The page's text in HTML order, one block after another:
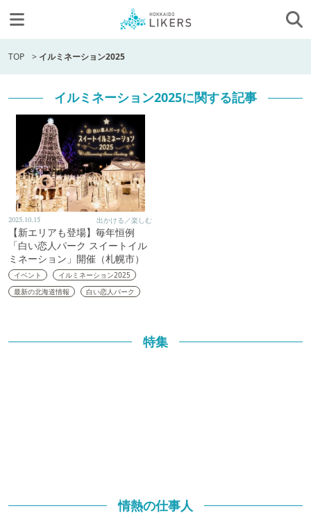
TOP > イルミネーション2025
イルミネーション2025に関する記事
2025.10.15 出かける／楽しむ
【新エリアも登場】毎年恒例
「白い恋人パーク スイートイル
ミネーション」開催（札幌市）
イベント
イルミネーション2025
最新の北海道情報
白い恋人パーク
特集
情熱の仕事人